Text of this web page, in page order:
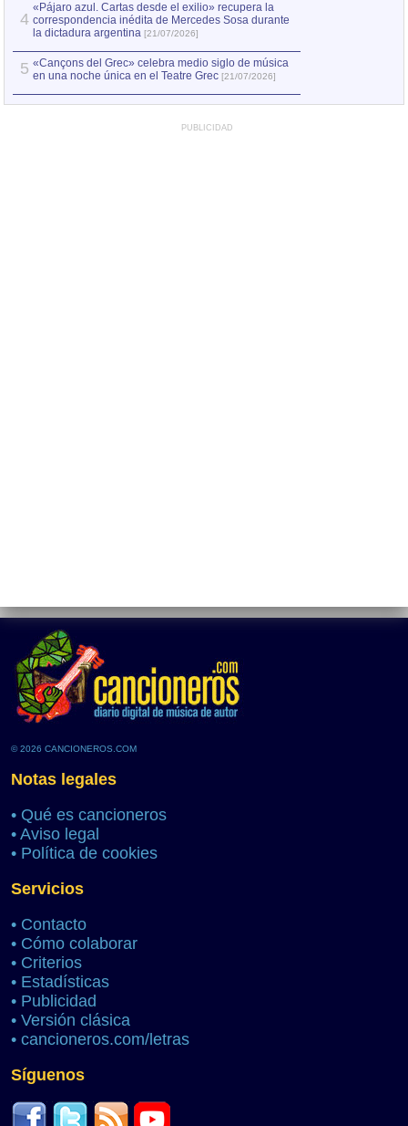
4
«Pájaro azul. Cartas desde el exilio» recupera la
correspondencia inédita de Mercedes Sosa durante
la dictadura argentina [21/07/2026]
5 «Cançons del Grec» celebra medio siglo de música
en una noche única en el Teatre Grec [21/07/2026]
PUBLICIDAD
© 2026 CANCIONEROS.COM
Notas legales
• Qué es cancioneros
• Aviso legal
• Política de cookies
Servicios
• Contacto
• Cómo colaborar
• Criterios
• Estadísticas
• Publicidad
• Versión clásica
• cancioneros.com/letras
Síguenos